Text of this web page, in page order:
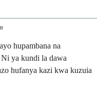
hupambana na
ya kundi la dawa
hufanya kazi kwa kuzuia